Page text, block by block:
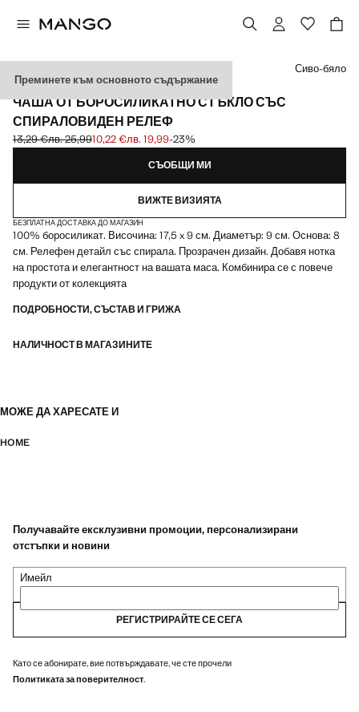
Преминете към основното съдържание
БОРОСИЛИКАТ
ЧАША ОТ БОРОСИЛИКАТНО СТЪКЛО СЪС
СПИРАЛОВИДЕН РЕЛЕФ
Задраскана първоначална цена [13,29 € лв. 25,99]
13,29 €лв. 25,99
Текуща цена [10,22 € лв. 19,99]
10,22 €лв. 19,99-23%
Изберете цвят
Сиво-бяло
СЪОБЩИ МИ
ВИЖТЕ ВИЗИЯТА
БЕЗПЛАТНА ДОСТАВКА ДО МАГАЗИН
100% боросиликат. Височина: 17,5 x 9 см. Диаметър: 9 см. Основа: 8
см. Релефен детайл със спирала. Прозрачен дизайн. Добавя нотка
на простота и елегантност на вашата маса. Комбинира се с повече
продукти от колекцията
ПОДРОБНОСТИ, СЪСТАВ И ГРИЖА
НАЛИЧНОСТ В МАГАЗИНИТЕ
МОЖЕ ДА ХАРЕСАТЕ И
HOME
Получавайте ексклузивни промоции, персонализирани
отстъпки и новини
Имейл
РЕГИСТРИРАЙТЕ СЕ СЕГА
Като се абонирате, вие потвърждавате, че сте прочели
Политиката за поверителност.